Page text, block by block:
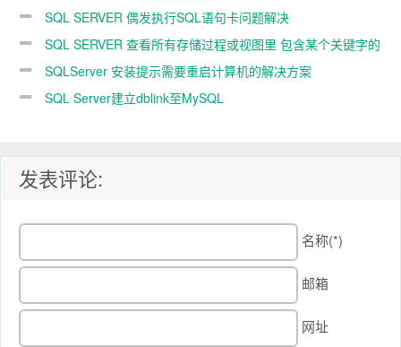
SQL SERVER 偶发执行SQL语句卡问题解决
SQL SERVER 查看所有存储过程或视图里 包含某个关键字的
查询语句SQLServer 安装提示需要重启计算机的解决方案
SQL Server建立dblink至MySQL
发表评论:
名称(*)
邮箱
网址